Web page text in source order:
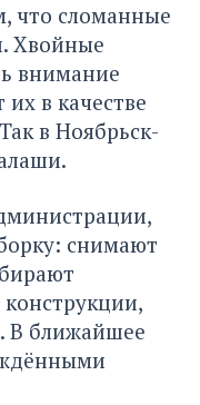
что сломанные
Хвойные
внимание
в качестве
в Ноябрьск-
снимают
В ближайшее